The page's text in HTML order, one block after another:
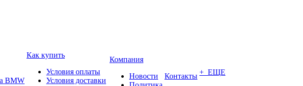
BMW
Как купить
Условия оплаты
Условия доставки
Компания
Новости
Контакты + ЕЩЕ